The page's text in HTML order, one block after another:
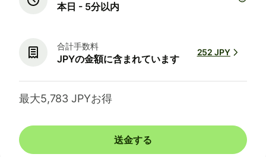
本日 - 5分以内
合計手数料
JPYの金額に含まれています
252 JPY
最大5,783 JPYお得
送金する